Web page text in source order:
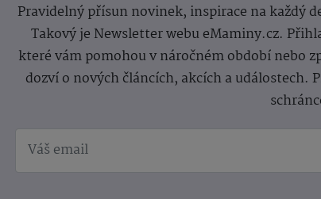
Pravidelný přísun novinek, inspirace na každý
Takový je Newsletter webu eMaminy.cz.
které vám pomohou v náročném období nebo
dozví o nových článcích, akcích a